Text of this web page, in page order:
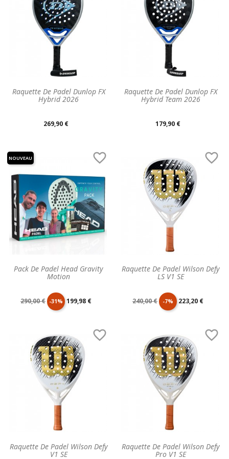
Raquette De Padel Dunlop FX
Hybrid 2026
Prix
269,90 €
Raquette De Padel Dunlop FX
Hybrid Team 2026
Prix
179,90 €
Pack De Padel Head Gravity
Motion

Prix
base
290,00 € -31% Prix
199,98 €
NOUVEAU
Raquette De Padel Wilson Defy
LS V1 SE

Prix
base
240,00 € -7% Prix
223,20 €
Raquette De Padel Wilson Defy
V1 SE

Raquette De Padel Wilson Defy
Pro V1 SE
